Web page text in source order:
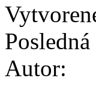
Autor: